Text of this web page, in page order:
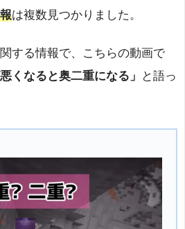
は複数見つかりました。
する情報で、こちらの動画で
くなると奥二重になる」
と語っ